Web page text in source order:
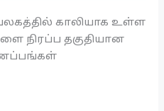
காலியாக உள்ள
நிரப்ப தகுதியான